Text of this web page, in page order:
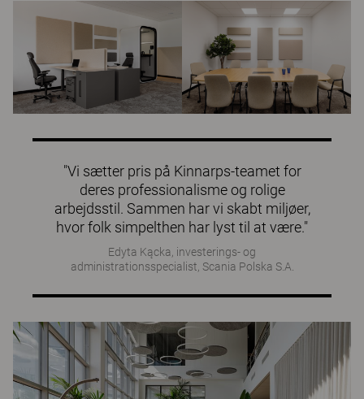
"Vi sætter pris på Kinnarps-teamet for
deres professionalisme og rolige
arbejdsstil. Sammen har vi skabt miljøer,
hvor folk simpelthen har lyst til at være."
Edyta Kącka, investerings- og
administrationsspecialist, Scania Polska S.A.